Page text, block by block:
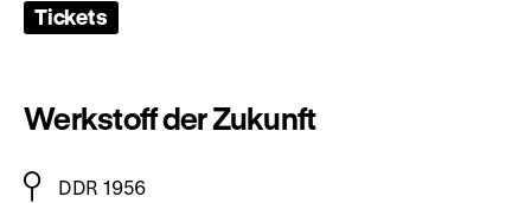
Tickets
Werkstoff der Zukunft
DDR 1956